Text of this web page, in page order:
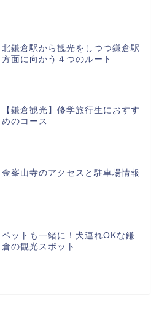
北鎌倉駅から観光をしつつ鎌倉駅
方面に向かう４つのルート
【鎌倉観光】修学旅行生におすす
めのコース
金峯山寺のアクセスと駐車場情報
ペットも一緒に！犬連れOKな鎌
倉の観光スポット